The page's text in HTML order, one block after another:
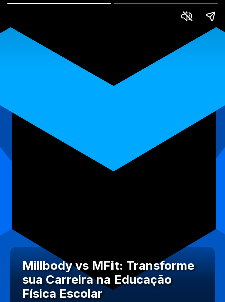
Millbody vs MFit: Transforme
sua Carreira na Educação
Física Escolar